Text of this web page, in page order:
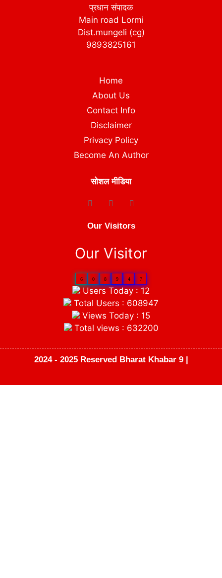
प्रधान संपादक
Main road Lormi
Dist.mungeli (cg)
9893825161
Home
About Us
Contact Info
Disclaimer
Privacy Policy
Become An Author
सोशल मीडिया
Our Visitors
Our Visitor
6 0 8 9 4 7
Users Today : 12
Total Users : 608947
Views Today : 15
Total views : 632200
2024 - 2025 Reserved Bharat Khabar 9 |